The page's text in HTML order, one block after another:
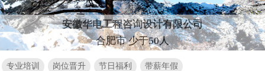
安徽华电工程咨询设计有限公司
合肥市 少于50人
专业培训 岗位晋升 节日福利 带薪年假